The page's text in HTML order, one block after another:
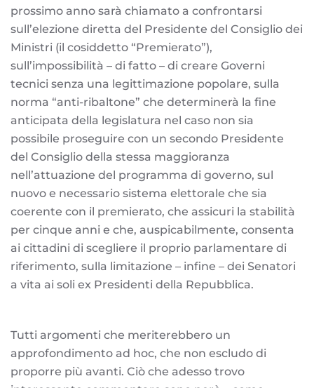
prossimo anno sarà chiamato a confrontarsi
sull’elezione diretta del Presidente del Consiglio dei
Ministri (il cosiddetto “Premierato”),
sull’impossibilità – di fatto – di creare Governi
tecnici senza una legittimazione popolare, sulla
norma “anti-ribaltone” che determinerà la fine
anticipata della legislatura nel caso non sia
possibile proseguire con un secondo Presidente
del Consiglio della stessa maggioranza
nell’attuazione del programma di governo, sul
nuovo e necessario sistema elettorale che sia
coerente con il premierato, che assicuri la stabilità
per cinque anni e che, auspicabilmente, consenta
ai cittadini di scegliere il proprio parlamentare di
riferimento, sulla limitazione – infine – dei Senatori
a vita ai soli ex Presidenti della Repubblica.
Tutti argomenti che meriterebbero un
approfondimento ad hoc, che non escludo di
proporre più avanti. Ciò che adesso trovo